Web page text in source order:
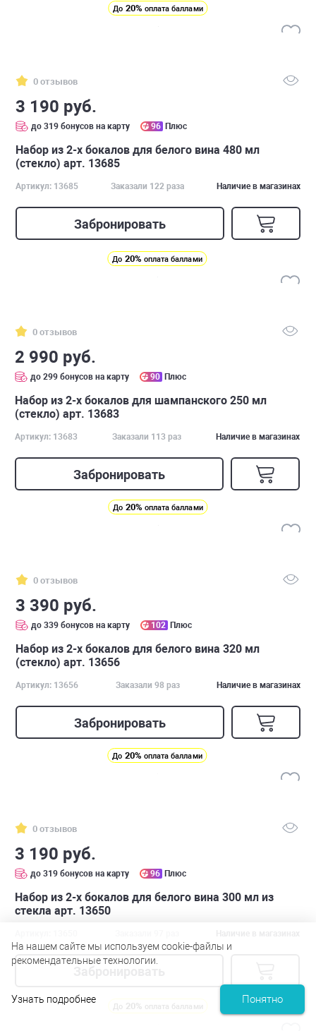
До 20% оплата баллами
0 отзывов
3 190 руб.
до 319 бонусов на карту 96 Плюс
Набор из 2-х бокалов для белого вина 480 мл
(стекло) арт. 13685
Артикул: 13685 Заказали 122 раза Наличие в магазинах
Забронировать
До 20% оплата баллами
0 отзывов
2 990 руб.
до 299 бонусов на карту 90 Плюс
Набор из 2-х бокалов для шампанского 250 мл
(стекло) арт. 13683
Артикул: 13683 Заказали 113 раз Наличие в магазинах
Забронировать
До 20% оплата баллами
0 отзывов
3 390 руб.
до 339 бонусов на карту 102 Плюс
Набор из 2-х бокалов для белого вина 320 мл
(стекло) арт. 13656
Артикул: 13656 Заказали 98 раз Наличие в магазинах
Забронировать
До 20% оплата баллами
0 отзывов
3 190 руб.
до 319 бонусов на карту 96 Плюс
Набор из 2-х бокалов для белого вина 300 мл из
стекла арт. 13650
До 20% оплата баллами
На нашем сайте мы используем cookie-файлы и
рекомендательные технологии.
Узнать подробнее Понятно